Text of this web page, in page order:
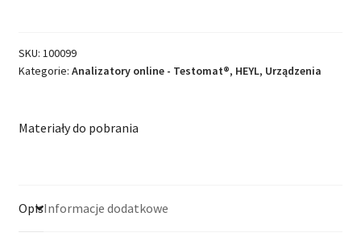
SKU: 100099
Kategorie: Analizatory online - Testomat®, HEYL, Urządzenia
Materiały do pobrania
OpisInformacje dodatkowe